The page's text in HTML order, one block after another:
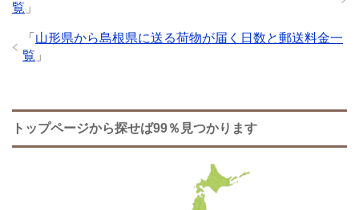
覧 」
「 山形県から島根県に送る荷物が届く日数と郵送料金一
覧 」
トップページから探せば99％見つかります